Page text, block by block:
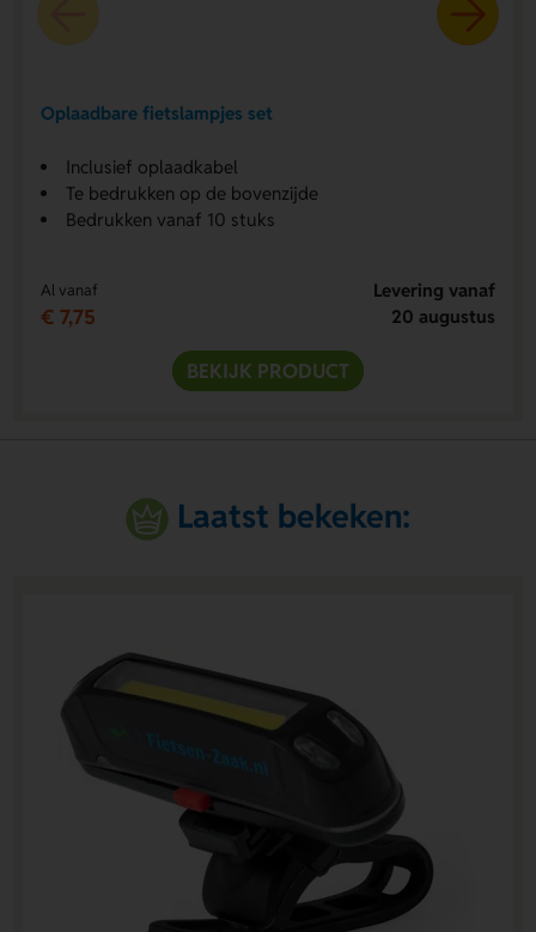
Oplaadbare fietslampjes set
Inclusief oplaadkabel
Te bedrukken op de bovenzijde
Bedrukken vanaf 10 stuks
Al vanaf
€ 7,75
Levering vanaf
20 augustus
BEKIJK PRODUCT
Laatst bekeken: